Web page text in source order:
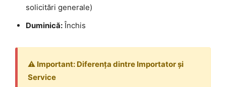
solicitări generale)
Duminică: Închis
⚠️ Important: Diferența dintre Importator și
Service